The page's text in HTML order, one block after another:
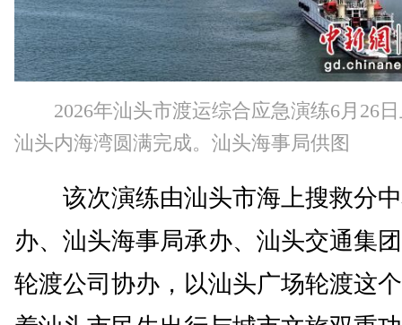
2026年汕头市渡运综合应急演练6月26
汕头内海湾圆满完成。汕头海事局供图
该次演练由汕头市海上搜救分
办、汕头海事局承办、汕头交通集
轮渡公司协办，以汕头广场轮渡这